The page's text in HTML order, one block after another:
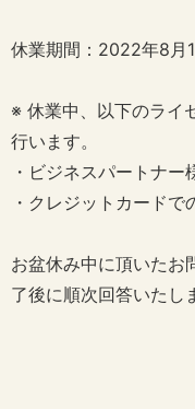
休業期間：2022年8月
※ 休業中、以下のライ
行います。
・ビジネスパートナ
・クレジットカードで
お盆休み中に頂いたお
了後に順次回答いたし